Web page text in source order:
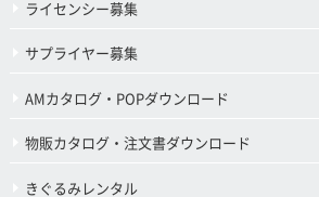
ライセンシー募集
サプライヤー募集
AMカタログ・POPダウンロード
物販カタログ・注文書ダウンロード
きぐるみレンタル